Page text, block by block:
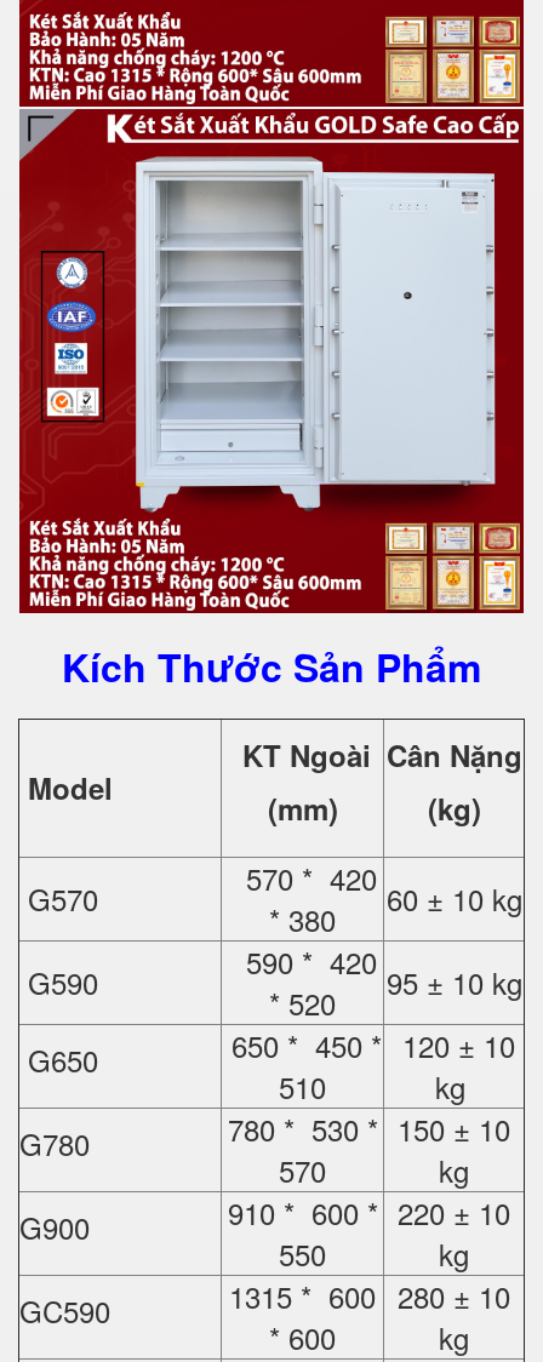
Kích Thước Sản Phẩm
Model
KT Ngoài
(mm)
Cân Nặng
(kg)
G570
570 * 420
* 380
60 ± 10 kg
G590
590 * 420
* 520
95 ± 10 kg
G650
650 * 450 *
510
120 ± 10
kg
G780
780 * 530 *
570
150 ± 10
kg
G900
910 * 600 *
550
220 ± 10
kg
GC590
1315 * 600
* 600
280 ± 10
kg